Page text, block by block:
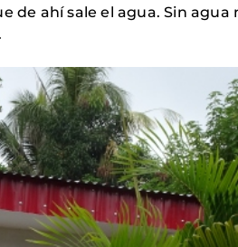
ahí sale el agua. Sin agua